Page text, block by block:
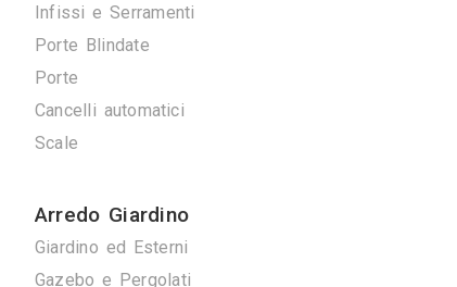
Fotografi
Fotografi di Interni
Arredamenti
Giorno e Notte